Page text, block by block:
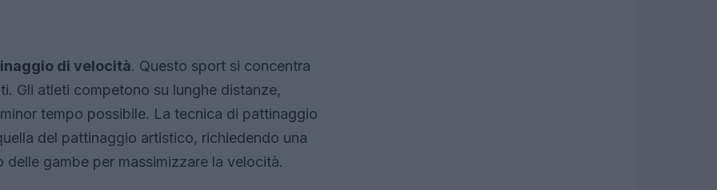
di velocità. Questo sport si concentra
Gli atleti competono su lunghe distanze,
tempo possibile. La tecnica di pattinaggio
del pattinaggio artistico, richiedendo una
gambe per massimizzare la velocità.